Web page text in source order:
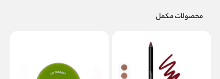
محصولات مکمل